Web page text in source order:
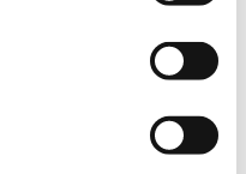
muy fácil